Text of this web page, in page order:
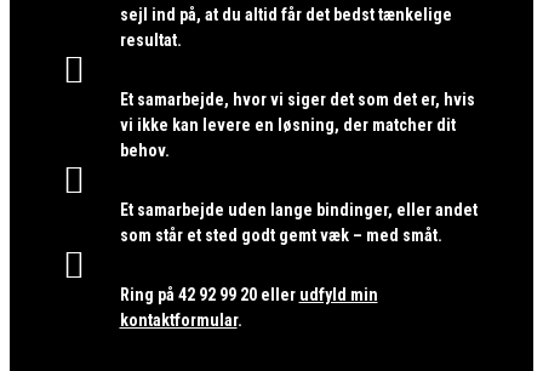
sejl ind på, at du altid får det bedst tænkelige
resultat.

Et samarbejde, hvor vi siger det som det er, hvis
vi ikke kan levere en løsning, der matcher dit
behov.

Et samarbejde uden lange bindinger, eller andet
som står et sted godt gemt væk – med småt.

Ring på 42 92 99 20eller udfyld min
kontaktformular.